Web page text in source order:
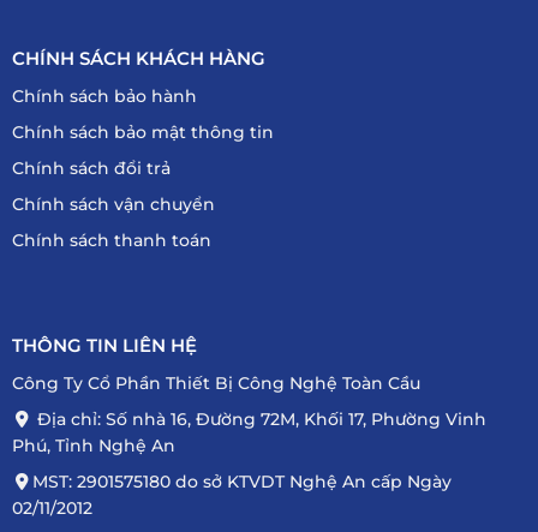
CHÍNH SÁCH KHÁCH HÀNG
Chính sách bảo hành
Chính sách bảo mật thông tin
Chính sách đổi trả
Chính sách vận chuyển
Chính sách thanh toán
THÔNG TIN LIÊN HỆ
Công Ty Cổ Phần Thiết Bị Công Nghệ Toàn Cầu
Địa chỉ: Số nhà 16, Đường 72M, Khối 17, Phường Vinh
Phú, Tỉnh Nghệ An
MST: 2901575180 do sở KTVDT Nghệ An cấp Ngày
02/11/2012